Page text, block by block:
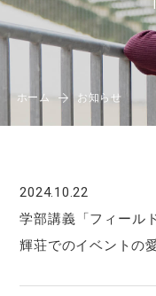
ホーム お知らせ
2024.10.22
学部講義「フィール
輝荘でのイベントの